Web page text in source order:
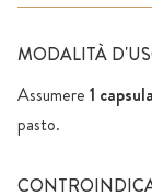
MODALITÀ
Assumere 1 capsula
pasto.